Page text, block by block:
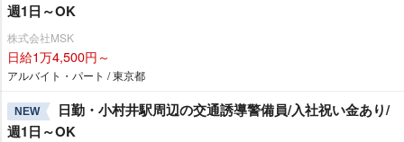
週1日～OK
株式会社MSK
日給1万4,500円～
アルバイト・パート / 東京都
NEW
日勤・小村井駅周辺の交通誘導警備員/入社祝い金あり/
週1日～OK